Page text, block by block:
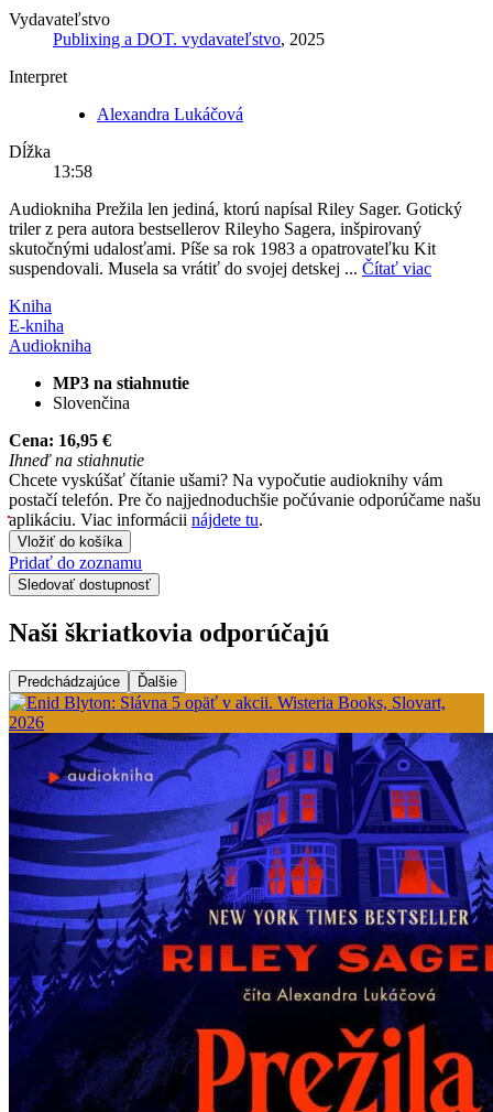
Vydavateľstvo
Publixing a DOT. vydavateľstvo, 2025
Interpret
Alexandra Lukáčová
Dĺžka
13:58
Audiokniha Prežila len jediná, ktorú napísal Riley Sager. Gotický
triler z pera autora bestsellerov Rileyho Sagera, inšpirovaný
skutočnými udalosťami. Píše sa rok 1983 a opatrovateľku Kit
suspendovali. Musela sa vrátiť do svojej detskej ... Čítať viac
Kniha
E-kniha
Audiokniha
MP3 na stiahnutie
Slovenčina
Cena: 16,95 €
Ihneď na stiahnutie
Chcete vyskúšať čítanie ušami? Na vypočutie audioknihy vám
postačí telefón. Pre čo najjednoduchšie počúvanie odporúčame našu
aplikáciu. Viac informácii nájdete tu.
Vložiť do košíka
Pridať do zoznamu
Sledovať dostupnosť
Naši škriatkovia odporúčajú
Predchádzajúce Ďalšie